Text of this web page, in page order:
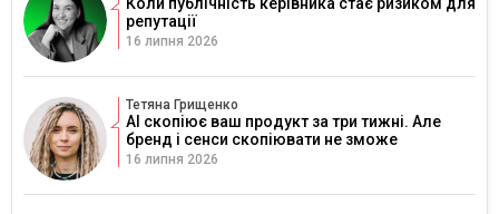
Коли публічність керівника стає ризиком для
репутації
16 липня 2026
Тетяна Грищенко
AI скопіює ваш продукт за три тижні. Але
бренд і сенси скопіювати не зможе
16 липня 2026